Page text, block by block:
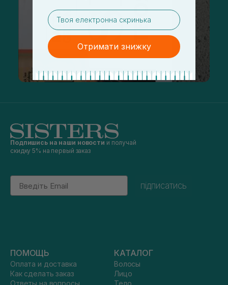
Подпишись на наши новости и получай
скидку 5% на первый заказ
Email
підписатись
ПОМОЩЬ
Оплата и доставка
Как сделать заказ
Ответы на вопросы
КАТАЛОГ
Волосы
Лицо
Тело
email
Отримати знижку